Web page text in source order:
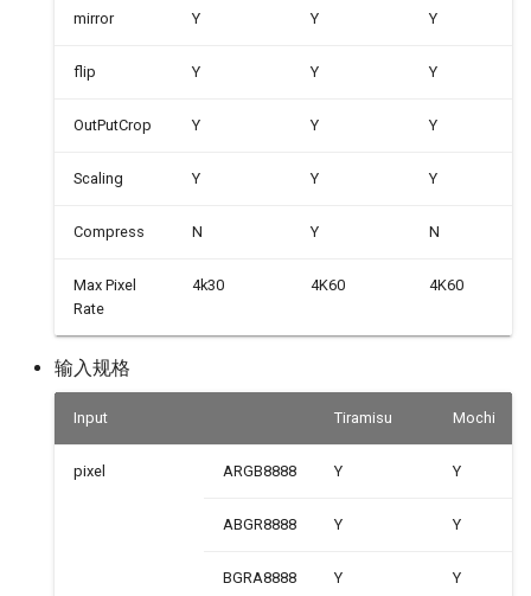
mirror Y Y Y
flip Y Y Y
OutPutCrop Y Y Y
Scaling Y Y Y
Compress N Y N
Max Pixel
Rate
4k30 4K60 4K60
输入规格
Input Tiramisu Mochi
pixel ARGB8888 Y Y
ABGR8888 Y Y
BGRA8888 Y Y